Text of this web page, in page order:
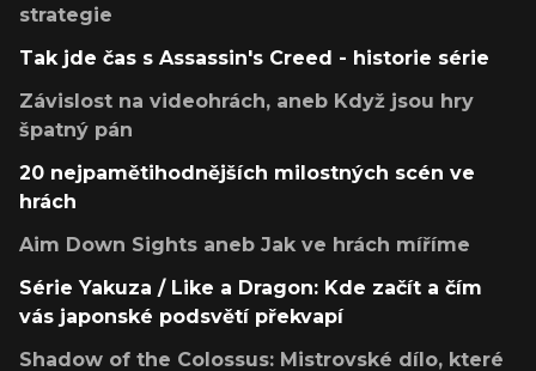
strategie
Tak jde čas s Assassin's Creed - historie série
Závislost na videohrách, aneb Když jsou hry
špatný pán
20 nejpamětihodnějších milostných scén ve
hrách
Aim Down Sights aneb Jak ve hrách míříme
Série Yakuza / Like a Dragon: Kde začít a čím
vás japonské podsvětí překvapí
Shadow of the Colossus: Mistrovské dílo, které